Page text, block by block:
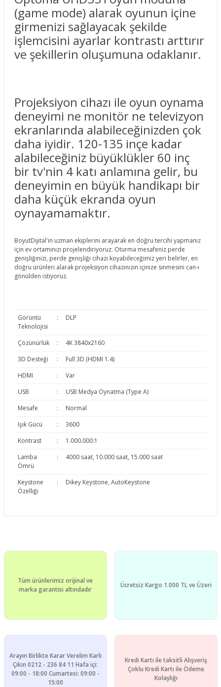
(game mode) alarak oyunun içine
girmenizi sağlayacak şekilde
işlemcisini ayarlar kontrastı arttırır
ve şekillerin oluşumuna odaklanır.
Projeksiyon cihazı ile oyun oynama
deneyimi ne monitör ne televizyon
ekranlarında alabileceğinizden çok
daha iyidir. 120-135 inçe kadar
alabileceğiniz büyüklükler 60 inç
bir tv'nin 4 katı anlamına gelir, bu
deneyimin en büyük handikapı bir
daha küçük ekranda oyun
oynayamamaktır.
BoyutDijital'in uzman ekiplerini arayarak en doğru tercihi yapmanız
için ev ortamınızı projelendiriyoruz. Oturma mesafeniz perde
genişliğinizi, perde genişliği cihazı koyabileceğimiz yeri belirler, en
doğru ürünleri alarak projeksiyon cihazınızın içinize sinmesini can-ı
gönülden istiyoruz.
Görüntü
Teknolojisi
: DLP
Çözünürlük :
4K 3840x2160
3D Desteği
:
Full 3D (HDMI 1.4)
HDMI
:
Var
USB
:
USB Medya Oynatma (Type A)
Mesafe
:
Normal
Işık Gücü
:
3600
Kontrast
:
1.000.000:1
Lamba
Ömrü
: 4000 saat, 10.000 saat, 15.000 saat
Keystone
Özelliği
: Dikey Keystone, AutoKeystone
Görüş ve önerileriniz için teşekkür ederiz.
Ürün resmi kalitesiz, bozuk veya görüntülenemiyor.
Tüm ürünlerimiz orijinal ve
marka garantisi altındadır
Ücretsiz Kargo 1.000 TL ve Üzeri
Arayın Birlikte Karar Verelim Karlı
Çıkın 0212 - 236 84 11 Hafa içi:
09:00 - 18:00 Cumartesi: 09:00 -
15:00
Kredi Kartı ile taksitli Alışveriş
Çoklu Kredi Kartı ile Ödeme
Kolaylığı